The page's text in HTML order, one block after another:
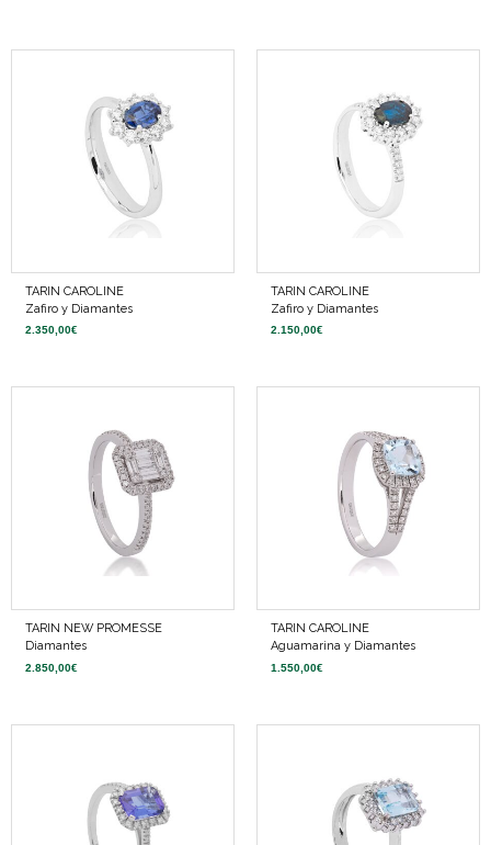
TARIN CAROLINE
Zafiro y Diamantes
2.350,00€
TARIN CAROLINE
Zafiro y Diamantes
2.150,00€
TARIN NEW PROMESSE
Diamantes
2.850,00€
TARIN CAROLINE
Aguamarina y Diamantes
1.550,00€